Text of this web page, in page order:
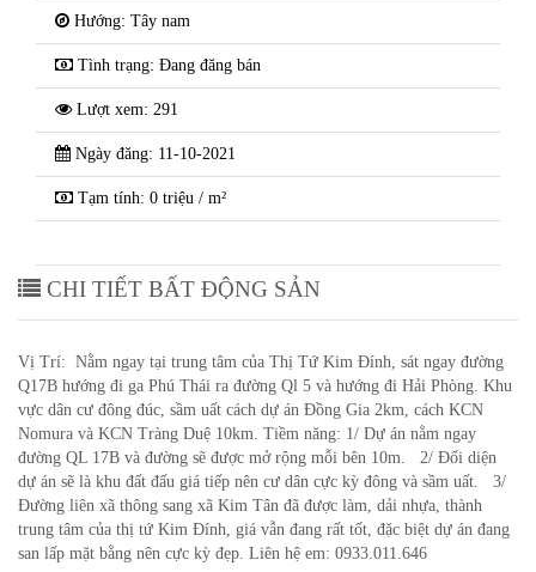
Hướng: Tây nam
Tình trạng: Đang đăng bán
Lượt xem: 291
Ngày đăng: 11-10-2021
Tạm tính: 0 triệu / m²
CHI TIẾT BẤT ĐỘNG SẢN
Vị Trí: Nằm ngay tại trung tâm của Thị Tứ Kim Đính, sát ngay đường
Q17B hướng đi ga Phú Thái ra đường Ql 5 và hướng đi Hải Phòng. Khu
vực dân cư đông đúc, sầm uất cách dự án Đồng Gia 2km, cách KCN
Nomura và KCN Tràng Duệ 10km. Tiềm năng: 1/ Dự án nằm ngay
đường QL 17B và đường sẽ được mở rộng mỗi bên 10m. 2/ Đối diện
dự án sẽ là khu đất đấu giá tiếp nên cư dân cực kỳ đông và sầm uất. 3/
Đường liên xã thông sang xã Kim Tân đã được làm, dải nhựa, thành
trung tâm của thị tứ Kim Đính, giá vẫn đang rất tốt, đặc biệt dự án đang
san lấp mặt bằng nên cực kỳ đẹp. Liên hệ em: 0933.011.646